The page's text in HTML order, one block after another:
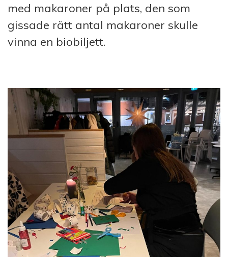
med makaroner på plats, den som
gissade rätt antal makaroner skulle
vinna en biobiljett.